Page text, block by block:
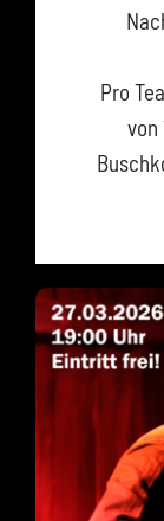
Pro
von